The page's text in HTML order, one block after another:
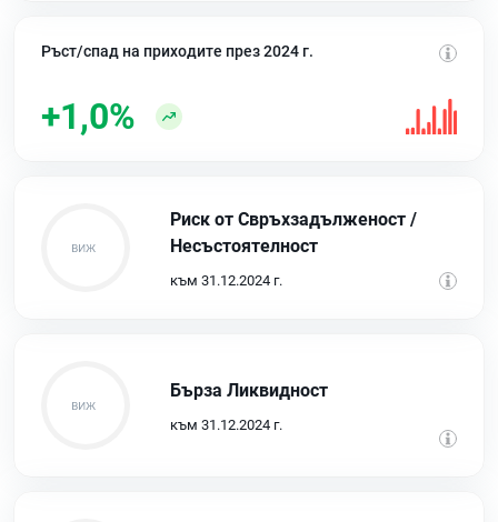
Ръст/спад на приходите през 2024 г.
+1,0%
Риск от Свръхзадълженост /
Несъстоятелност
към 31.12.2024 г.
Бърза Ликвидност
към 31.12.2024 г.